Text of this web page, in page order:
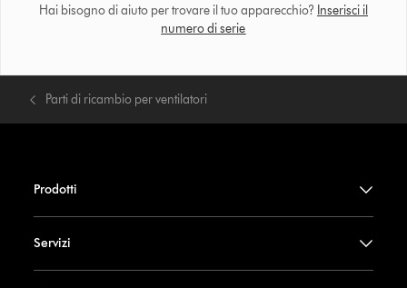
Hai bisogno di aiuto per trovare il tuo apparecchio? Inserisci il
numero di serie
Parti di ricambio per ventilatori
Prodotti
Servizi